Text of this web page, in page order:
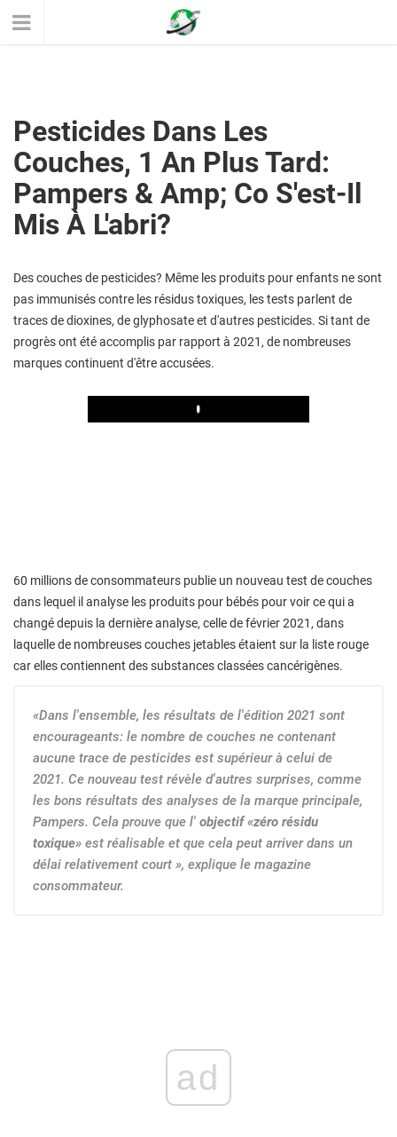
Pesticides Dans Les
Couches, 1 An Plus Tard:
Pampers & Amp; Co S'est-Il
Mis À L'abri?
Des couches de pesticides? Même les produits pour enfants ne sont
pas immunisés contre les résidus toxiques, les tests parlent de
traces de dioxines, de glyphosate et d'autres pesticides. Si tant de
progrès ont été accomplis par rapport à 2021, de nombreuses
marques continuent d'être accusées.
Play
60 millions de consommateurs publie un nouveau test de couches
dans lequel il analyse les produits pour bébés pour voir ce qui a
changé depuis la dernière analyse, celle de février 2021, dans
laquelle de nombreuses couches jetables étaient sur la liste rouge
car elles contiennent des substances classées cancérigènes.
«Dans l'ensemble, les résultats de l'édition 2021 sont
encourageants: le nombre de couches ne contenant
aucune trace de pesticides est supérieur à celui de
2021. Ce nouveau test révèle d'autres surprises, comme
les bons résultats des analyses de la marque principale,
Pampers. Cela prouve que l' objectif «zéro résidu
toxique» est réalisable et que cela peut arriver dans un
délai relativement court », explique le magazine
consommateur.
ad